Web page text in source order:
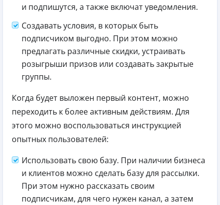
и подпишутся, а также включат уведомления.
Создавать условия, в которых быть
подписчиком выгодно. При этом можно
предлагать различные скидки, устраивать
розыгрыши призов или создавать закрытые
группы.
Когда будет выложен первый контент, можно
переходить к более активным действиям. Для
этого можно воспользоваться инструкцией
опытных пользователей:
Использовать свою базу. При наличии бизнеса
и клиентов можно сделать базу для рассылки.
При этом нужно рассказать своим
подписчикам, для чего нужен канал, а затем